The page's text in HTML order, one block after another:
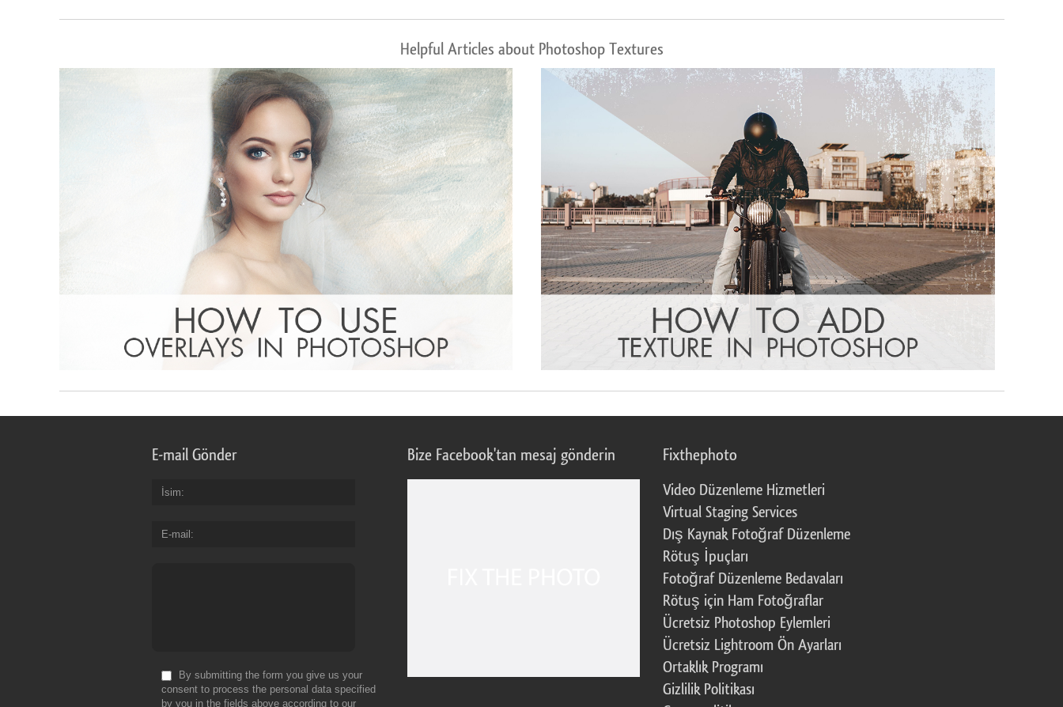
Helpful Articles about Photoshop Textures
E-mail Gönder
İsim
E-mail
By submitting the form you give us your
consent to process the personal data specified
by you in the fields above according to our
Bize Facebook'tan mesaj gönderin Fixthephoto
Video Düzenleme Hizmetleri
Virtual Staging Services
Dış Kaynak Fotoğraf Düzenleme
Rötuş İpuçları
Fotoğraf Düzenleme Bedavaları
Rötuş için Ham Fotoğraflar
Ücretsiz Photoshop Eylemleri
Ücretsiz Lightroom Ön Ayarları
Ortaklık Programı
Gizlilik Politikası